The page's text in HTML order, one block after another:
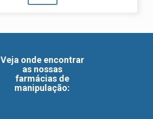
Veja onde encontrar
as nossas
farmácias de
manipulação: